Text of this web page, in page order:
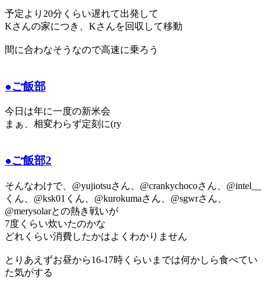
予定より20分くらい遅れて出発して
Kさんの家につき、Kさんを回収して移動
間に合わなそうなので高速に乗ろう
●ご飯部
今日は年に一度の新米会
まぁ、相変わらず定刻に(ry
●ご飯部2
そんなわけで、@yujiotsuさん、@crankychocoさん、@intel__
くん、@ksk01くん、@kurokumaさん、@sgwrさん、
@merysolarとの熱き戦いが
7度くらい炊いたのかな
どれくらい消費したかはよくわかりません
とりあえずお昼から16-17時くらいまでは何かしら食べてい
た気がする